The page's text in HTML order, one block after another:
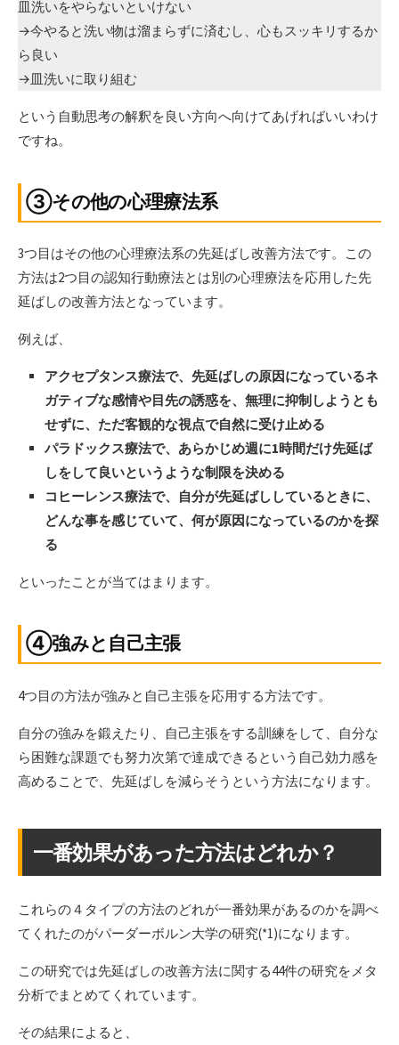
皿洗いをやらないといけない
→今やると洗い物は溜まらずに済むし、心もスッキリするか
ら良い
→皿洗いに取り組む
という自動思考の解釈を良い方向へ向けてあげればいいわけ
ですね。
③その他の心理療法系
3つ目はその他の心理療法系の先延ばし改善方法です。この
方法は2つ目の認知行動療法とは別の心理療法を応用した先
延ばしの改善方法となっています。
例えば、
アクセプタンス療法で、先延ばしの原因になっているネ
ガティブな感情や目先の誘惑を、無理に抑制しようとも
せずに、ただ客観的な視点で自然に受け止める
パラドックス療法で、あらかじめ週に1時間だけ先延ば
しをして良いというような制限を決める
コヒーレンス療法で、自分が先延ばししているときに、
どんな事を感じていて、何が原因になっているのかを探
る
といったことが当てはまります。
④強みと自己主張
4つ目の方法が強みと自己主張を応用する方法です。
自分の強みを鍛えたり、自己主張をする訓練をして、自分な
ら困難な課題でも努力次第で達成できるという自己効力感を
高めることで、先延ばしを減らそうという方法になります。
一番効果があった方法はどれか？
これらの４タイプの方法のどれが一番効果があるのかを調べ
てくれたのがパーダーボルン大学の研究(*1)になります。
この研究では先延ばしの改善方法に関する44件の研究をメタ
分析でまとめてくれています。
その結果によると、